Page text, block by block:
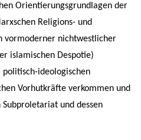
Orientierungsgrundlagen der
Religions- und
vormoderner nichtwestlicher
islamischen Despotie)
ideologischen
Vorhutkräfte verkommen und
und dessen